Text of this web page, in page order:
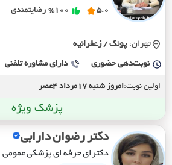
5.0
%100 رضایتمندی
تهران، پونک / زعفرانيه
نوبت‌دهی حضوری دارای مشاوره تلفنی
اولین نوبت:امروز شنبه 17مرداد 4عصر
پزشک ویژه
دکتر رضوان دارابی
دکترای حرفه ای پزشکی عمومی